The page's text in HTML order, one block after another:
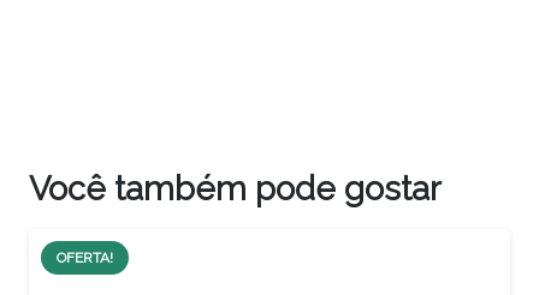
Você também pode gostar
OFERTA!